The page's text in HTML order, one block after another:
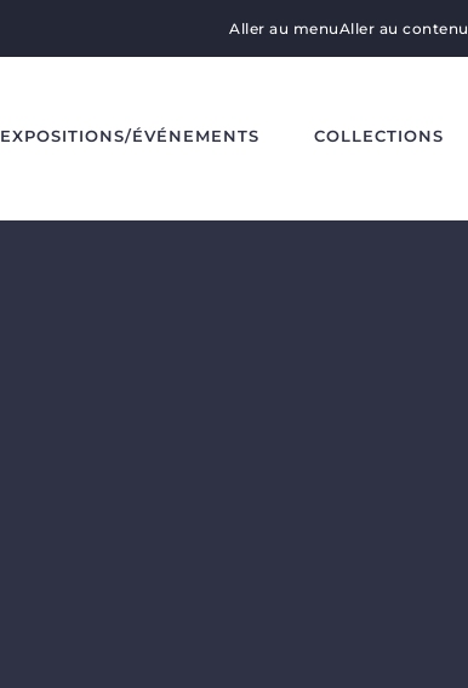
Aller au menuAller au contenu
EXPOSITIONS/ÉVÉNEMENTS COLLECTIONS